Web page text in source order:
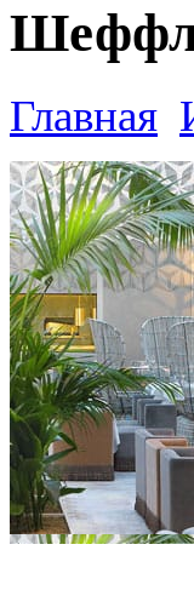
Главная